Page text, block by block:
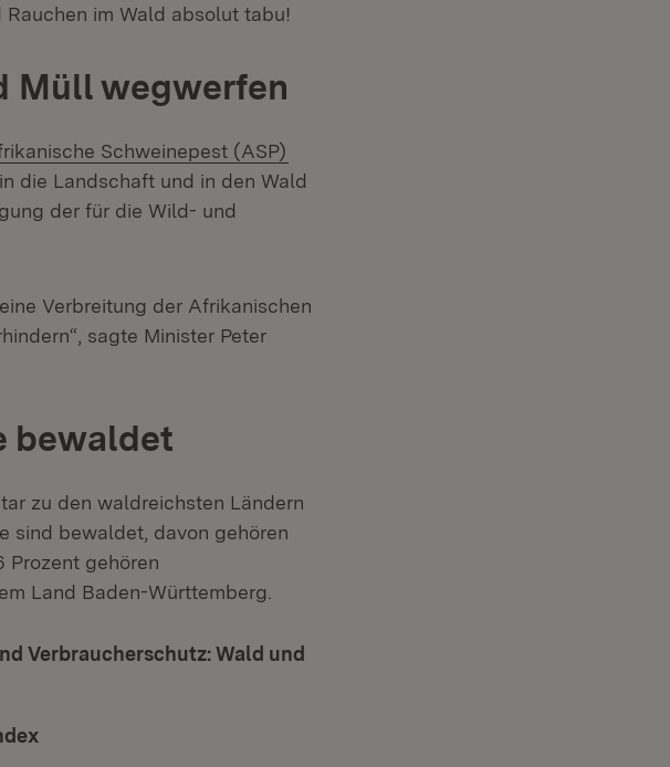
im Wald absolut tabu!
Müll wegwerfen
Schweinepest (ASP)
die Landschaft und in den Wald
der für die Wild- und
Verbreitung der Afrikanischen
sagte Minister Peter
bewaldet
zu den waldreichsten Ländern
sind bewaldet, davon gehören
Prozent gehören
Land Baden-Württemberg.
Verbraucherschutz: Wald und